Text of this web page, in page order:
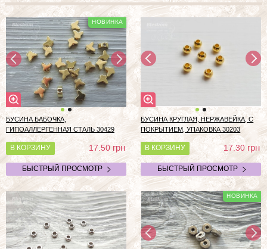
БУСИНА БАБОЧКА,
ГИПОАЛЛЕРГЕННАЯ СТАЛЬ 30429
В КОРЗИНУ 17.50грн
БЫСТРЫЙ ПРОСМОТР
БУСИНА КРУГЛАЯ, НЕРЖАВЕЙКА, С
ПОКРЫТИЕМ, УПАКОВКА 30203
В КОРЗИНУ 17.30грн
БЫСТРЫЙ ПРОСМОТР